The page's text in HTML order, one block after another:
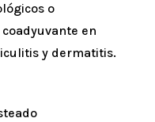
o
en
y dermatitis.